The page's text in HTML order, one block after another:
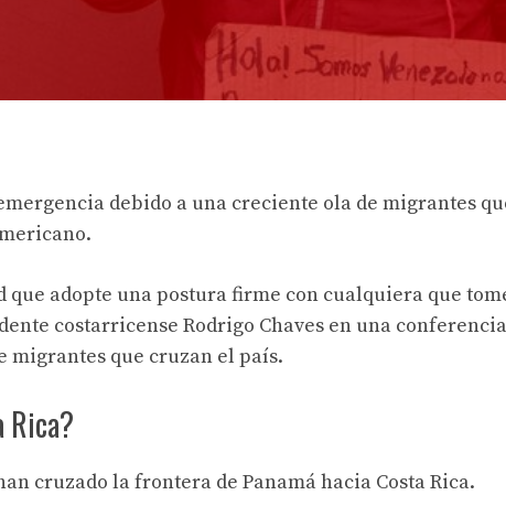
debido a una creciente ola de migrantes
adopte una postura firme con cualquiera que
costarricense Rodrigo Chaves en una
migrantes que cruzan el país.
Rica?
cruzado la frontera de Panamá hacia Costa Rica.